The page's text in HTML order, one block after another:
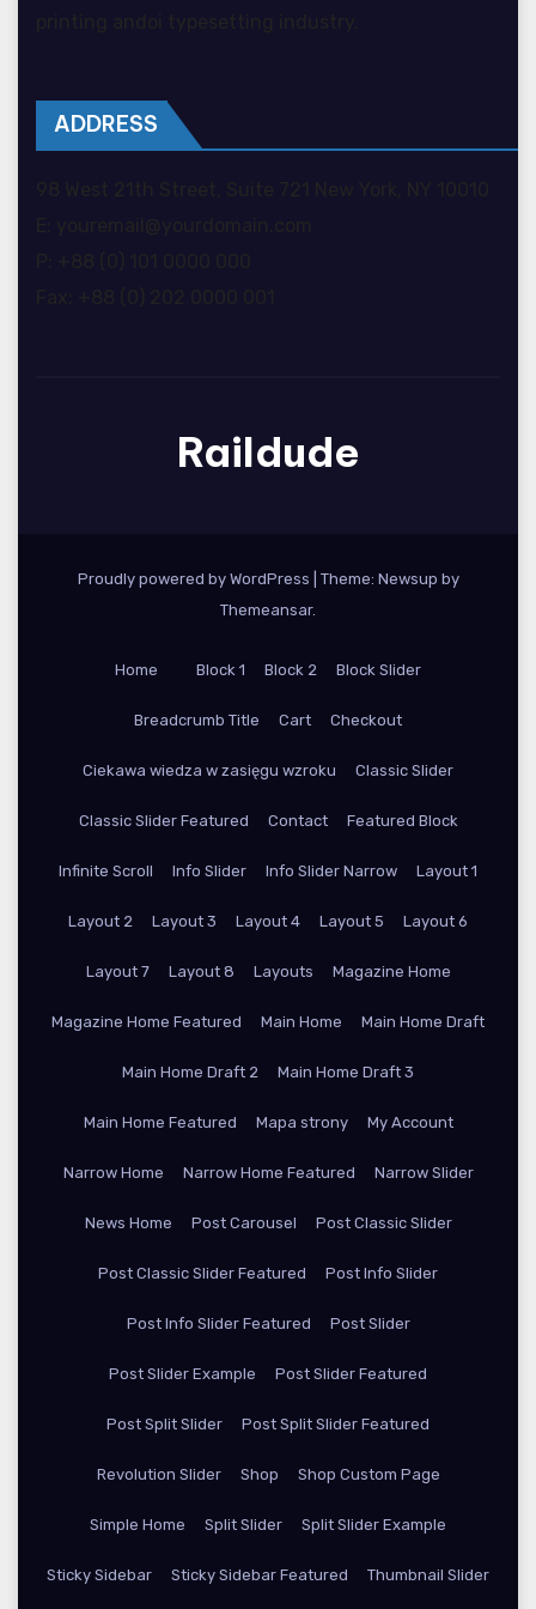
ADDRESS
Raildude
Proudly powered by WordPress
Theme: Newsup by
Themeansar.
Home Block 1 Block 2 Block Slider
Breadcrumb Title Cart Checkout
Ciekawa wiedza w zasięgu wzroku Classic Slider
Classic Slider Featured Contact Featured Block
Infinite Scroll Info Slider Info Slider Narrow Layout 1
Layout 2 Layout 3 Layout 4 Layout 5 Layout 6
Layout 7 Layout 8 Layouts Magazine Home
Magazine Home Featured Main Home Main Home Draft
Main Home Draft 2 Main Home Draft 3
Main Home Featured Mapa strony My Account
Narrow Home Narrow Home Featured Narrow Slider
News Home Post Carousel Post Classic Slider
Post Classic Slider Featured Post Info Slider
Post Info Slider Featured Post Slider
Post Slider Example Post Slider Featured
Post Split Slider Post Split Slider Featured
Revolution Slider Shop Shop Custom Page
Simple Home Split Slider Split Slider Example
Sticky Sidebar Sticky Sidebar Featured Thumbnail Slider